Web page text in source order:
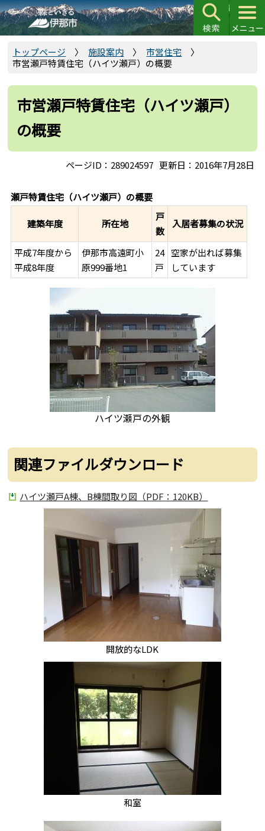
こ
の
ペ
トップページ 施設案内
市営住宅
市営瀬戸特賃住宅（ハイツ瀬戸）の概要
市営瀬戸特賃住宅（ハイツ瀬戸）
の概要
ページID：289024597 更新日：2016年7月28日
瀬戸特賃住宅（ハイツ瀬戸）の概要
建築年度 所在地
戸
数
入居者募集の状況
平成7年度から
平成8年度
伊那市高遠町小
原999番地1
24
戸
空家が出れば募集
しています
ハイツ瀬戸の外観
関連ファイルダウンロード
ハイツ瀬戸A棟、B棟間取り図（PDF：120KB）
開放的なLDK
和室